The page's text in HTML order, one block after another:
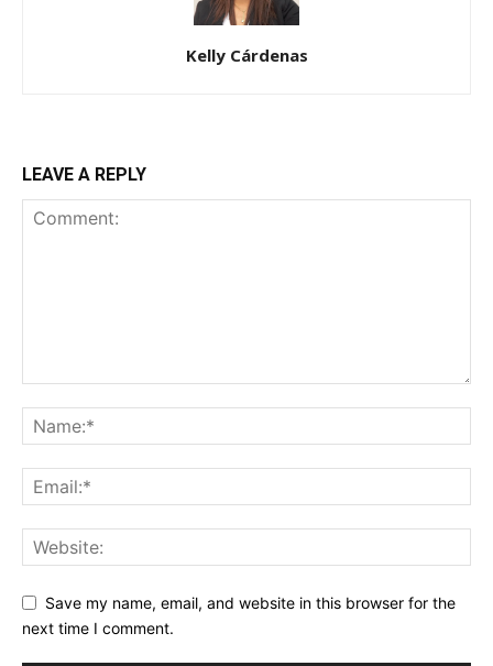
Kelly Cárdenas
LEAVE A REPLY
Save my name, email, and website in this browser for the
next time I comment.